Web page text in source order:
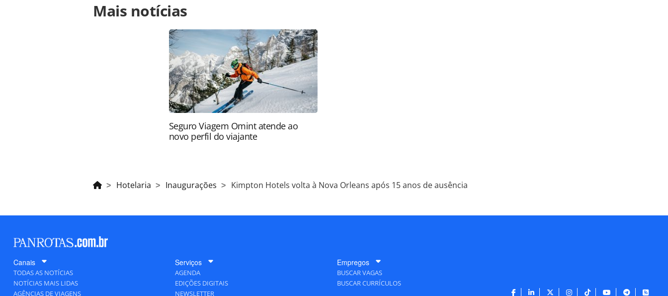
https://www.panrotas.com.br/hotelaria/inauguracoes/2019/11/kimpton-hotels-volta-a-
nova-orleans-apos-15-anos-de-ausencia_168858.html ou as ferramentas oferecidas na
página. Todo o conteúdo produzido pela PANROTAS Editora é protegido pela legislação
brasileira sobre direito autoral. Não reproduza o conteúdo sem autorização da
PANROTAS Editora (copyright@panrotas.com.br).
Mais notícias
Seguro Viagem Omint atende ao
novo perfil do viajante
Hotelaria Inaugurações Kimpton Hotels volta à Nova Orleans após 15 anos de ausência
Canais
TODAS AS NOTÍCIAS
NOTÍCIAS MAIS LIDAS
AGÊNCIAS DE VIAGENS
Serviços
AGENDA
EDIÇÕES DIGITAIS
NEWSLETTER
Empregos
BUSCAR VAGAS
BUSCAR CURRÍCULOS